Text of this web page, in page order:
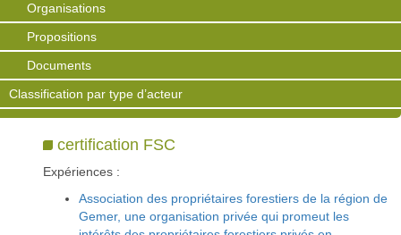
Organisations
Propositions
Documents
Classification par type d’acteur
certification FSC
Expériences :
Association des propriétaires forestiers de la région de
Gemer, une organisation privée qui promeut les